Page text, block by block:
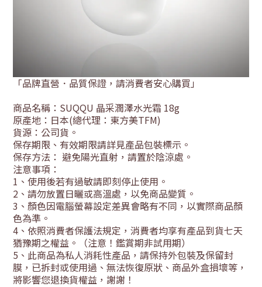
「品牌直營．品質保證，請消費者安心購買」
商品名稱：SUQQU 晶采潤澤水光霜 18g
原產地：日本(總代理：東方美TFM)
貨源：公司貨 。
保存期限、有效期限請詳見產品包裝標示。
保存方法： 避免陽光直射，請置於陰涼處。
注意事項：
1 、使用後若有過敏請即刻停止使用。
2 、請勿放置日曬或高溫處，以免商品變質。
3 、顏色因電腦螢幕設定差異會略有不同，以實際商品顏
色為準。
4 、依照消費者保護法規定，消費者均享有產品到貨七天
猶豫期之權益。（注意！鑑賞期非試用期）
5 、此商品為私人消耗性產品，請保持外包裝及保留封
膜，已拆封或使用過、無法恢復原狀、商品外盒損壞等，
將影響您退換貨權益，謝謝！